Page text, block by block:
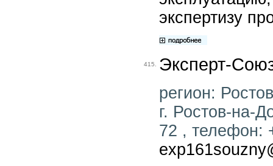
экспертизу
415. Эксперт-
регион:
г. Ростов-на-
72 , телефон: